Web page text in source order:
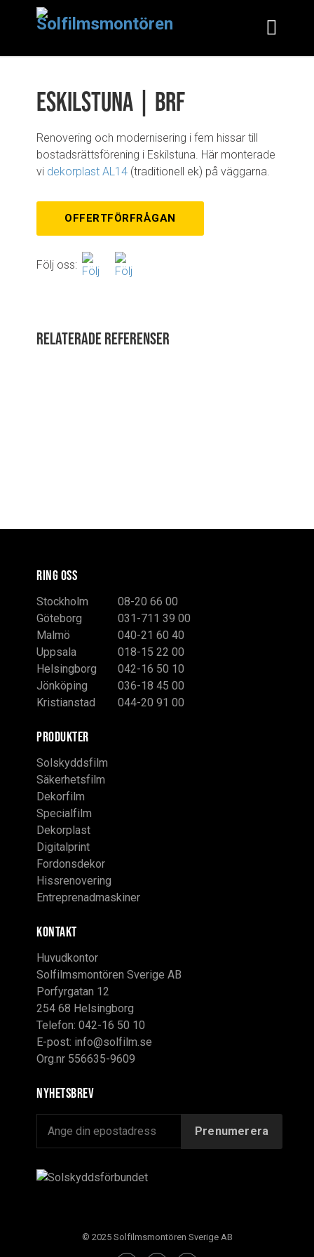
Eskilstuna | Brf
Renovering och modernisering i fem hissar till
bostadsrättsförening i Eskilstuna. Här monterade
vi dekorplast AL14 (traditionell ek) på väggarna.
OFFERTFÖRFRÅGAN
Följ oss:
Relaterade referenser
RING OSS
Stockholm
08-20 66 00
Göteborg
031-711 39 00
Malmö
040-21 60 40
Uppsala
018-15 22 00
Helsingborg
042-16 50 10
Jönköping
036-18 45 00
Kristianstad
044-20 91 00
PRODUKTER
Solskyddsfilm
Säkerhetsfilm
Dekorfilm
Specialfilm
Dekorplast
Digitalprint
Fordonsdekor
Hissrenovering
Entreprenadmaskiner
KONTAKT
Huvudkontor
Solfilmsmontören Sverige AB
Porfyrgatan 12
254 68 Helsingborg
Telefon: 042-16 50 10
E-post: info@solfilm.se
Org.nr 556635-9609
Nyhetsbrev
© 2025 Solfilmsmontören Sverige AB